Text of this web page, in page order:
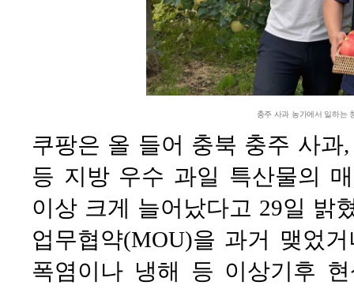
충주 사과 농가에서 일하는
쿠팡은 올 들어 충북 충주 사과
등 지방 우수 과일 특산물의
이상 크게 늘어났다고 29일 밝
업무협약(MOU)을 과거 맺었
폭염이나 냉해 등 이상기후